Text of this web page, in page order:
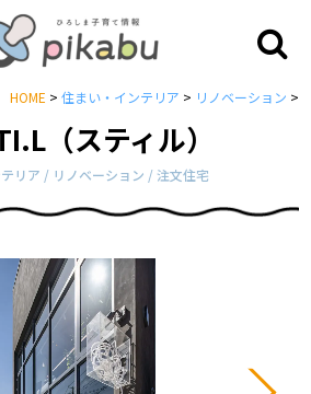
HOME > 住まい・インテリア > リノベーション >
（スティル）
リア / リノベーション / 注文住宅